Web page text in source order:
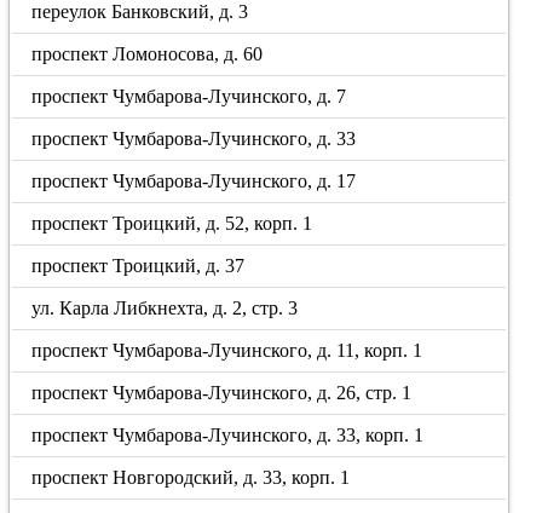
переулок Банковский, д. 3
проспект Ломоносова, д. 60
проспект Чумбарова-Лучинского, д. 7
проспект Чумбарова-Лучинского, д. 33
проспект Чумбарова-Лучинского, д. 17
проспект Троицкий, д. 52, корп. 1
проспект Троицкий, д. 37
ул. Карла Либкнехта, д. 2, стр. 3
проспект Чумбарова-Лучинского, д. 11, корп. 1
проспект Чумбарова-Лучинского, д. 26, стр. 1
проспект Чумбарова-Лучинского, д. 33, корп. 1
проспект Новгородский, д. 33, корп. 1